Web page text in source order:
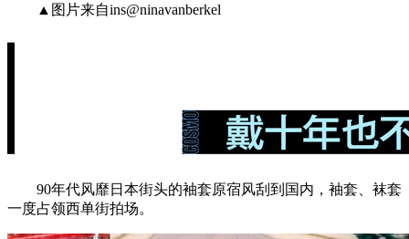
▲图片来自ins@ninavanberkel
90年代风靡日本街头的袖套原宿风刮到国内，袖套、袜套
一度占领西单街拍场。